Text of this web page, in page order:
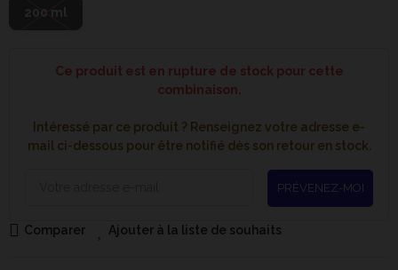
Ce produit est en rupture de stock pour cette
combinaison.
Intéressé par ce produit ? Renseignez votre adresse e-
mail ci-dessous pour être notifié dès son retour en stock.
PRÉVENEZ-MOI
Comparer Ajouter à la liste de souhaits